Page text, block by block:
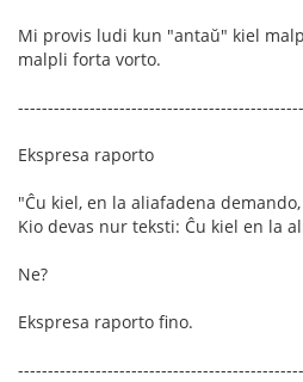
Mi provis ludi kun "antaŭ" kiel
malpli forta vorto.
Ekspresa raporto
"Ĉu kiel, en la aliafadena
Kio devas nur teksti: Ĉu kiel en la
Ne?
Ekspresa raporto fino.